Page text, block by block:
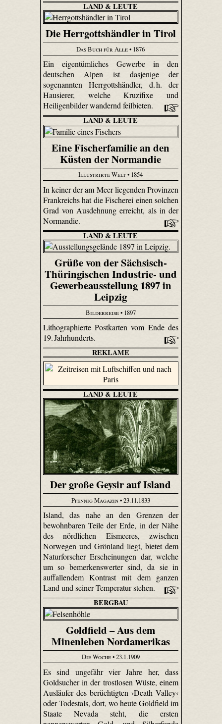
LAND & LEUTE
Die Herrgottshändler in Tirol
Das Buch für Alle• 1876
Ein eigentümliches Gewerbe in den
deutschen Alpen ist dasjenige der
sogenannten Herrgottshändler, d. h. der
Hausierer, welche Kruzifixe und
Heiligenbilder wandernd feilbieten.
LAND & LEUTE
Eine Fischerfamilie an den
Küsten der Normandie
Illustrirte Welt• 1854
In keiner der am Meer liegenden Provinzen
Frankreichs hat die Fischerei einen solchen
Grad von Ausdehnung erreicht, als in der
Normandie.
LAND & LEUTE
Grüße von der Sächsisch-
Thüringischen Industrie- und
Gewerbeausstellung 1897 in
Leipzig
Bilderreise• 1897
Lithographierte Postkarten vom Ende des
19. Jahrhunderts.
REKLAME
LAND & LEUTE
Der große Geysir auf Island
Pfennig Magazin• 23.11.1833
Island, das nahe an den Grenzen der
bewohnbaren Teile der Erde, in der Nähe
des nördlichen Eismeeres, zwischen
Norwegen und Grönland liegt, bietet dem
Naturforscher Erscheinungen dar, welche
um so bemerkenswerter sind, da sie in
auffallendem Kontrast mit dem ganzen
Land und seiner Temperatur stehen.
BERGBAU
Goldfield – Aus dem
Minenleben Nordamerikas
Die Woche• 23.1.1909
Es sind ungefähr vier Jahre her, dass
Goldsucher in der trostlosen Wüste, einem
Ausläufer des berüchtigten ›Death Valley‹
oder Todestals, dort, wo heute Gol­dfield im
Staate Nevada steht, die ersten